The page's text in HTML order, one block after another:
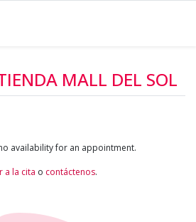
MALL DEL SOL
availability for an appointment.
a la cita o contáctenos.